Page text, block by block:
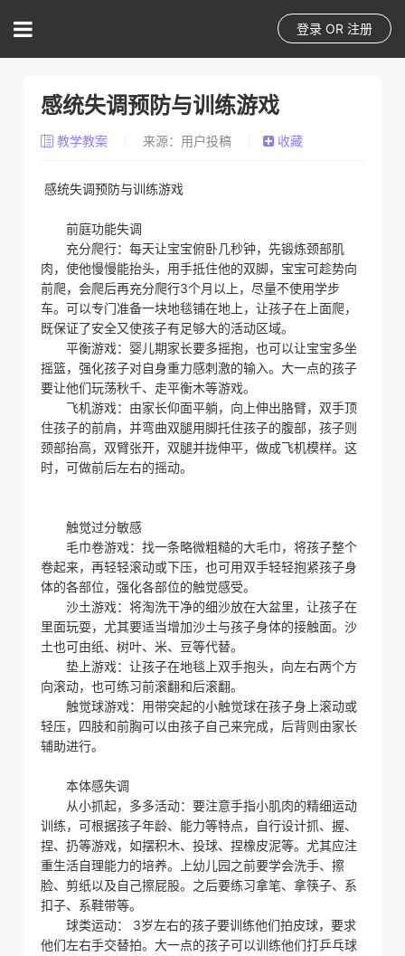
登录 OR 注册
感统失调预防与训练游戏
教学教案 来源：用户投稿 收藏
感统失调预防与训练游戏
前庭功能失调
充分爬行：每天让宝宝俯卧几秒钟，先锻炼颈部肌
肉，使他慢慢能抬头，用手抵住他的双脚，宝宝可趁势向
前爬，会爬后再充分爬行3个月以上，尽量不使用学步
车。可以专门准备一块地毯铺在地上，让孩子在上面爬，
既保证了安全又使孩子有足够大的活动区域。
平衡游戏：婴儿期家长要多摇抱，也可以让宝宝多坐
摇篮，强化孩子对自身重力感刺激的输入。大一点的孩子
要让他们玩荡秋千、走平衡木等游戏。
飞机游戏：由家长仰面平躺，向上伸出胳臂，双手顶
住孩子的前肩，并弯曲双腿用脚托住孩子的腹部，孩子则
颈部抬高，双臂张开，双腿并拢伸平，做成飞机模样。这
时，可做前后左右的摇动。
触觉过分敏感
毛巾卷游戏：找一条略微粗糙的大毛巾，将孩子整个
卷起来，再轻轻滚动或下压，也可用双手轻轻抱紧孩子身
体的各部位，强化各部位的触觉感受。
沙土游戏：将淘洗干净的细沙放在大盆里，让孩子在
里面玩耍，尤其要适当增加沙土与孩子身体的接触面。沙
土也可由纸、树叶、米、豆等代替。
垫上游戏：让孩子在地毯上双手抱头，向左右两个方
向滚动，也可练习前滚翻和后滚翻。
触觉球游戏：用带突起的小触觉球在孩子身上滚动或
轻压，四肢和前胸可以由孩子自己来完成，后背则由家长
辅助进行。
本体感失调
从小抓起，多多活动：要注意手指小肌肉的精细运动
训练，可根据孩子年龄、能力等特点，自行设计抓、握、
捏、扔等游戏，如摆积木、投球、捏橡皮泥等。尤其应注
重生活自理能力的培养。上幼儿园之前要学会洗手、擦
脸、剪纸以及自己擦屁股。之后要练习拿笔、拿筷子、系
扣子、系鞋带等。
球类运动： 3岁左右的孩子要训练他们拍皮球，要求
他们左右手交替拍。大一点的孩子可以训练他们打乒乓球